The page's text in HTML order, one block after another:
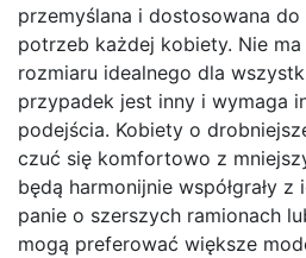
przemyślana i dostosowana
potrzeb każdej kobiety. Nie
rozmiaru idealnego dla
przypadek jest inny i wymaga
podejścia. Kobiety o
czuć się komfortowo z
będą harmonijnie współgrały
panie o szerszych ramionach
mogą preferować większe